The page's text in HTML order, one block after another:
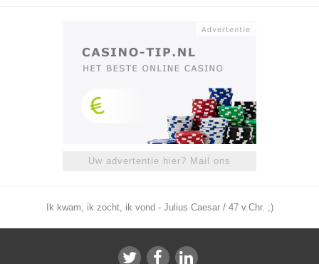
Uw advertentie hier? Mail ons
Ik kwam, ik zocht, ik vond - Julius Caesar / 47 v.Chr. ;)